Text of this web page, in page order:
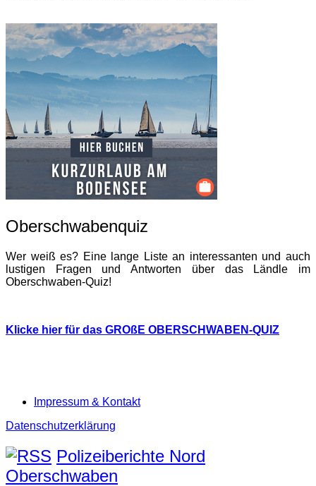
Oberschwabenquiz
Wer weiß es? Eine lange Liste an interessanten und auch
lustigen Fragen und Antworten über das Ländle im
Oberschwaben-Quiz!
Klicke hier für das GROßE OBERSCHWABEN-QUIZ
Impressum & Kontakt
Datenschutzerklärung
Polizeiberichte Nord
Oberschwaben